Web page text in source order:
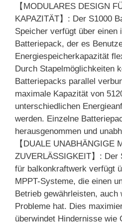
【MODULARES DESIGN
KAPAZITÄT】: Der S1000
Speicher verfügt über einen
Batteriepack, der es
Energiespeicherkapazität
Durch Stapelmöglichkeiten
Batteriepacks parallel
maximale Kapazität von
unterschiedlichen
werden. Einzelne
herausgenommen und
【DUALE UNABHÄNGIGE
ZUVERLÄSSIGKEIT】: Der
für balkonkraftwerk verfügt
MPPT-Systeme, die einen
Betrieb gewährleisten, auch
Probleme hat. Dies
überwindet Hindernisse wie